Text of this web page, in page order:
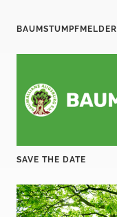
BAUMSTUMPFMELDER
SAVE THE DATE